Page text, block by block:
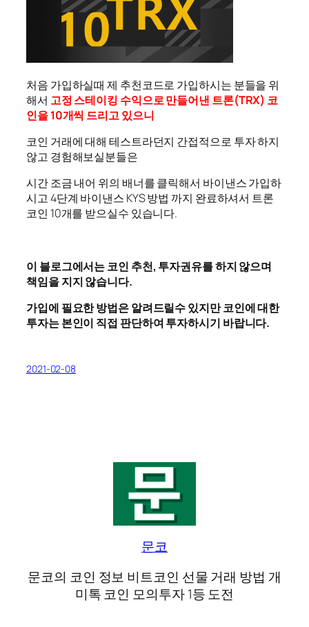
처음 가입하실때 제 추천코드로 가입하시는 분들을 위
해서 고정 스테이킹 수익으로 만들어낸 트론(TRX) 코
인을 10개씩 드리고 있으니
코인 거래에 대해 테스트라던지 간접적으로 투자 하지
않고 경험해보실분들은
시간 조금 내어 위의 배너를 클릭해서 바이낸스 가입하
시고 4단계 바이낸스 KYS 방법 까지 완료하셔서 트론
코인 10개를 받으실수 있습니다.
이 블로그에서는 코인 추천, 투자권유를 하지 않으며
책임을 지지 않습니다.
가입에 필요한 방법은 알려드릴수 있지만 코인에 대한
투자는 본인이 직접 판단하여 투자하시기 바랍니다.
2021-02-08
문코
문코의 코인 정보 비트코인 선물 거래 방법 개
미톡 코인 모의투자 1등 도전